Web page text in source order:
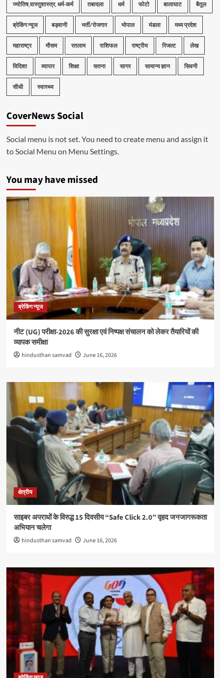
ज्योतिष,वास्तुशास्त्र, धर्म-कर्म तबादला धर्म फोटो बालाघाट बैतूल
ब्रेकिंग न्यूज बड़वानी भर्ती/रोजगार भोपाल मंडला मध्य प्रदेश
महाराष्ट्र मौसम रतलाम राशिफल राष्ट्रीय रिजल्ट लेख
विदिशा व्यापार शिक्षा सतना सागर सामान्य ज्ञान सिवनी
सीधी स्वास्थ्य
CoverNews Social
Social menu is not set. You need to create menu and assign it
to Social Menu on Menu Settings.
You may have missed
ब्रेकिंग न्यूज
नीट (UG) परीक्षा-2026 की सुरक्षा एवं निष्पक्ष संचालन को लेकर तैयारियों की
व्यापक समीक्षा
hindusthan samvad June 16, 2026
क्षेत्रीय
साइबर अपराधों के विरुद्ध 15 दिवसीय “Safe Click 2.0” वृहद जनजागरूकता
अभियान चलेगा
hindusthan samvad June 16, 2026